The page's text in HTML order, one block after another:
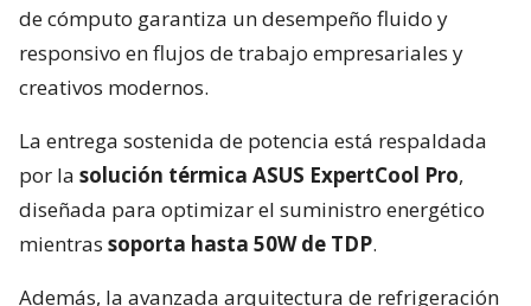
de cómputo garantiza un desempeño fluido y
responsivo en flujos de trabajo empresariales y
creativos modernos.
La entrega sostenida de potencia está respaldada
por la solución térmica ASUS ExpertCool Pro,
diseñada para optimizar el suministro energético
mientras soporta hasta 50W de TDP.
Además, la avanzada arquitectura de refrigeración